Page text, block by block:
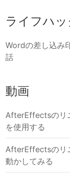
ライフハッ
Wordの差し込み
話
動画
AfterEffectsのリ
を使用する
AfterEffectsのリ
動かしてみる